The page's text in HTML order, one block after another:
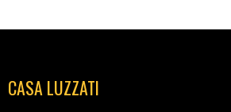
CASA LUZZATI